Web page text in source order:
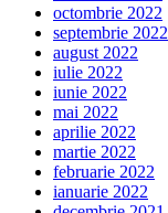
octombrie 2022
septembrie 2022
august 2022
iulie 2022
iunie 2022
mai 2022
aprilie 2022
martie 2022
februarie 2022
ianuarie 2022